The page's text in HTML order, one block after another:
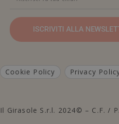
ISCRIVITI ALLA
Cookie Policy Privacy
Il Girasole S.r.l. 2024© – C.F. /